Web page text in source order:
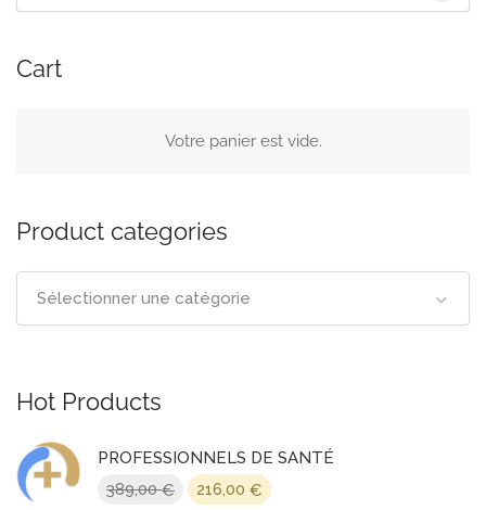
Cart
Votre panier est vide.
Product categories
Sélectionner une catégorie
Hot Products
PROFESSIONNELS DE SANTÉ
389,00€
Le216,00 € Le